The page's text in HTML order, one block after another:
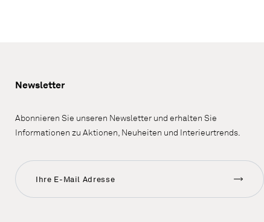
Newsletter
Abonnieren Sie unseren Newsletter und erhalten Sie
Informationen zu Aktionen, Neuheiten und Interieurtrends.